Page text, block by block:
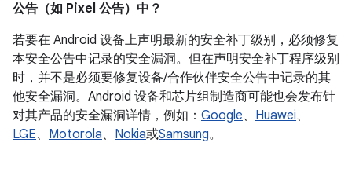
公告（如 Pixel 公告）中？
若要在 Android 设备上声明最新的安全补丁级别，必须修复
本安全公告中记录的安全漏洞。但在声明安全补丁程序级别
时，并不是必须要修复设备/合作伙伴安全公告中记录的其
他安全漏洞。Android 设备和芯片组制造商可能也会发布针
对其产品的安全漏洞详情，例如： Google、 Huawei、
LGE、 Motorola、 Nokia或Samsung。